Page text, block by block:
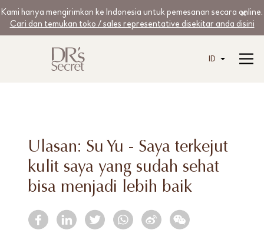
Kami hanya mengirimkan ke Indonesia untuk pemesanan secara online.
Cari dan temukan toko / sales representative disekitar anda disini
ID
Ulasan: Su Yu - Saya terkejut
kulit saya yang sudah sehat
bisa menjadi lebih baik